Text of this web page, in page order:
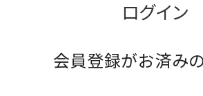
ログイン
会員登録がお済み